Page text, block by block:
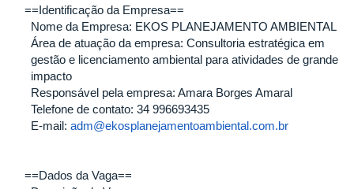
==Identificação da Empresa==
Nome da Empresa: EKOS PLANEJAMENTO AMBIENTAL
Área de atuação da empresa: Consultoria estratégica em
gestão e licenciamento ambiental para atividades de grande
impacto
Responsável pela empresa: Amara Borges Amaral
Telefone de contato: 34 996693435
E-mail: adm@ekosplanejamentoambiental.com.br
==Dados da Vaga==